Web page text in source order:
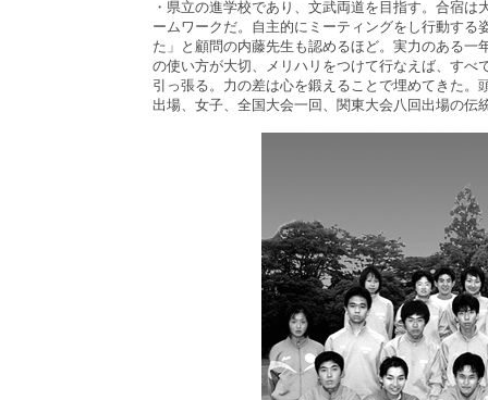
・県立の進学校であり、文武両道を目指す。合宿
ームワークだ。自主的にミーティングをし行動す
た」と顧問の内藤先生も認めるほど。実力のある
の使い方が大切、メリハリをつけて行なえば、す
引っ張る。力の差は心を鍛えることで埋めてきた
出場、女子、全国大会一回、関東大会八回出場の